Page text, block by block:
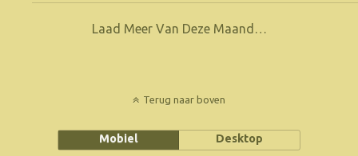
Laad Meer Van Deze Maand…
Terug naar boven
Mobiel Desktop